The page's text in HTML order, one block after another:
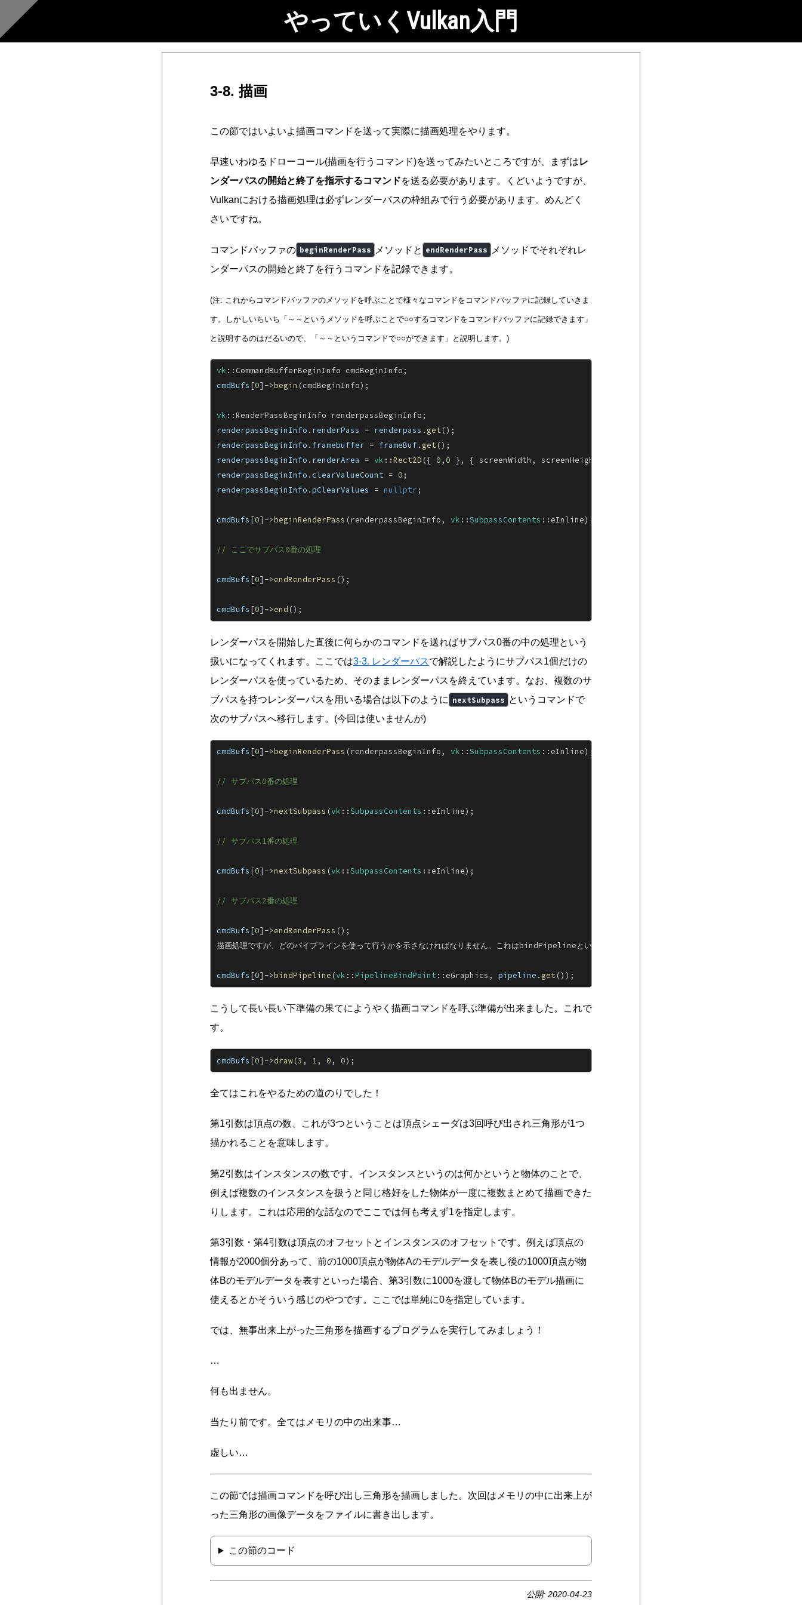
やっていくVulkan入門
3-8. 描画
この節ではいよいよ描画コマンドを送って実際に描画処理をやります。
早速いわゆるドローコール(描画を行うコマンド)を送ってみたいところですが、まずはレ
ンダーパスの開始と終了を指示するコマンドを送る必要があります。くどいようですが、
Vulkanにおける描画処理は必ずレンダーパスの枠組みで行う必要があります。めんどく
さいですね。
コマンドバッファの beginRenderPass メソッドと endRenderPass
メソッドでそれぞれレ
ンダーパスの開始と終了を行うコマンドを記録できます。
(注: これからコマンドバッファのメソッドを呼ぶことで様々なコマンドをコマンドバッファに記録していきま
す。しかしいちいち「～～というメソッドを呼ぶことで○○するコマンドをコマンドバッファに記録できます」
と説明するのはだるいので、「～～というコマンドで○○ができます」と説明します。)
vk ::CommandBufferBeginInfo cmdBeginInfo;
cmdBufs [0]->begin (cmdBeginInfo);
vk ::RenderPassBeginInfo renderpassBeginInfo;
renderpassBeginInfo . renderPass = renderpass . get ();
renderpassBeginInfo . framebuffer = frameBuf . get ();
renderpassBeginInfo . renderArea = vk ::Rect2D ({ 0, 0 }, { screenWidth, screenHeight });
renderpassBeginInfo .clearValueCount = 0 ;
renderpassBeginInfo .pClearValues = nullptr ;
cmdBufs [0]->beginRenderPass (renderpassBeginInfo, vk ::SubpassContents ::eInline);
// ここでサブパス0番の処理
cmdBufs [0]->endRenderPass ();
cmdBufs [0]->end ();
レンダーパスを開始した直後に何らかのコマンドを送ればサブパス0番の中の処理という
扱いになってくれます。ここでは3-3. レンダーパスで解説したようにサブパス1個だけの
レンダーパスを使っているため、そのままレンダーパスを終えています。なお、複数のサ
ブパスを持つレンダーパスを用いる場合は以下のように nextSubpass というコマンドで
次のサブパスへ移行します。(今回は使いませんが)
cmdBufs [0]->beginRenderPass (renderpassBeginInfo, vk ::SubpassContents ::eInline);
// サブパス0番の処理
cmdBufs [0]->nextSubpass (vk ::SubpassContents ::eInline);
// サブパス1番の処理
cmdBufs [0]->nextSubpass (vk ::SubpassContents ::eInline);
// サブパス2番の処理
cmdBufs [0]->endRenderPass ();
描画処理ですが、どのパイプラインを使って行うかを示さなければなりません。これはbindPipelineというコマンドで行えます。
cmdBufs [0]->bindPipeline (vk ::PipelineBindPoint ::eGraphics, pipeline . get ());
こうして長い長い下準備の果てにようやく描画コマンドを呼ぶ準備が出来ました。これで
す。
cmdBufs [0]->draw(3 , 1 , 0, 0);
全てはこれをやるための道のりでした！
第1引数は頂点の数、これが3つということは頂点シェーダは3回呼び出され三角形が1つ
描かれることを意味します。
第2引数はインスタンスの数です。インスタンスというのは何かというと物体のことで、
例えば複数のインスタンスを扱うと同じ格好をした物体が一度に複数まとめて描画できた
りします。これは応用的な話なのでここでは何も考えず1を指定します。
第3引数・第4引数は頂点のオフセットとインスタンスのオフセットです。例えば頂点の
情報が2000個分あって、前の1000頂点が物体Aのモデルデータを表し後の1000頂点が物
体Bのモデルデータを表すといった場合、第3引数に1000を渡して物体Bのモデル描画に
使えるとかそういう感じのやつです。ここでは単純に0を指定しています。
では、無事出来上がった三角形を描画するプログラムを実行してみましょう！
…
何も出ません。
当たり前です。全てはメモリの中の出来事…
虚しい…
この節では描画コマンドを呼び出し三角形を描画しました。次回はメモリの中に出来上が
った三角形の画像データをファイルに書き出します。
この節のコード
公開: 2020-04-23